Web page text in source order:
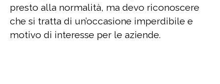
presto alla normalità, ma devo riconoscere
che si tratta di un’occasione imperdibile e
motivo di interesse per le aziende.